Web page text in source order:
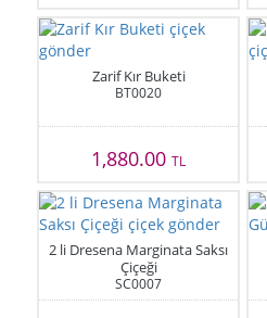
Zarif Kır Buketi
BT0020
1,880.00TL
2 li Dresena Marginata Saksı
Çiçeği
SC0007